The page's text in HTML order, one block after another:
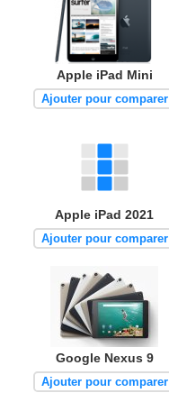
Apple iPad Mini
Ajouter pour comparer
Apple iPad 2021
Ajouter pour comparer
Google Nexus 9
Ajouter pour comparer